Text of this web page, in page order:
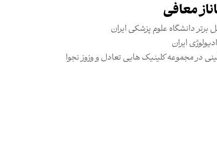
معافی
برتر دانشگاه علوم پزشکی ایران
ایران
در مجموعه کلینیک هایی تعادل و وزوز نجوا